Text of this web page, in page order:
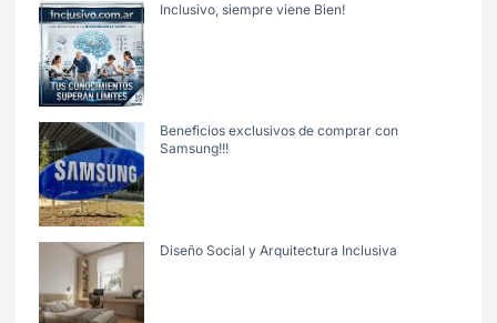
Inclusivo, siempre viene Bien!
Beneficios exclusivos de comprar con
Samsung!!!
Diseño Social y Arquitectura Inclusiva